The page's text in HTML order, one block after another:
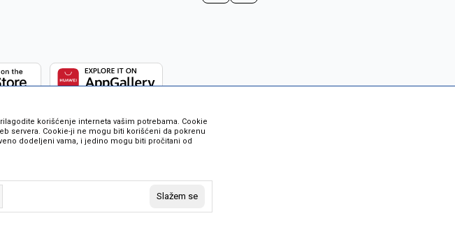
ali ne možemo garantovati da su sve informacije kompletne i bez
u svakom trenutku. Raspoloživost robe možete provjeriti besplatnim
SOFT. Sva prava zadržana.
korišćenje interneta vašim potrebama. Cookie
servera. Cookie-ji ne mogu biti korišćeni da pokrenu
dodeljeni vama, i jedino mogu biti pročitani od
Slažem se